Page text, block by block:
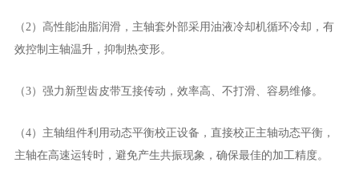
（2）高性能油脂润滑，主轴套外部采用油液冷却机循环冷却，有
效控制主轴温升，抑制热变形。
（3）强力新型齿皮带互接传动，效率高、不打滑、容易维修。
（4）主轴组件利用动态平衡校正设备，直接校正主轴动态平衡，
主轴在高速运转时，避免产生共振现象，确保最佳的加工精度。